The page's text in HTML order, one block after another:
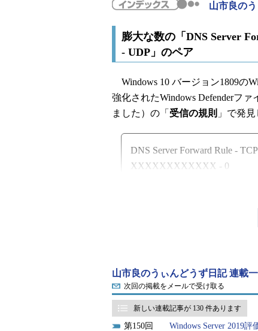
山市良の
膨大な数の「DNS Server
- UDP」のペア
Windows 10 バージョン1809の
強化されたWindows Defenderフ
ました）の「 受信の規則 」で発
DNS Server Forward Rule -
XXXXXXXXXXXX - 0
ID（GUID）のようで、1つのペ
容はどれもDNSクエリのために
ので、それ以外の特別な設定は見
山市良のうぃんどうず日記 連載
次回の掲載をメールで受け取る
新しい連載記事が 130 件あります
150 Windows Server 2019